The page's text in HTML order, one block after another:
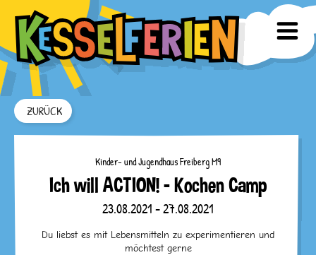
ZURÜCK
Kinder- und Jugendhaus Freiberg M9
Ich will ACTION! – Kochen Camp
23.08.2021 - 27.08.2021
Du liebst es mit Lebensmitteln zu experimentieren und
möchtest gerne